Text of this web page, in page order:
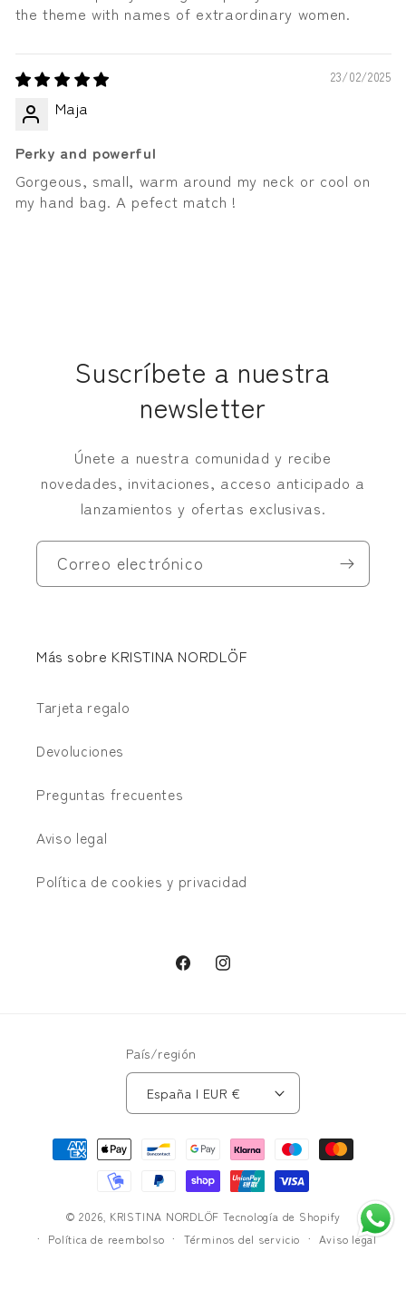
the theme with names of extraordinary women.
23/02/2025
Maja
Perky and powerful
Gorgeous, small, warm around my neck or cool on
my hand bag. A pefect match !
Suscríbete a nuestra
newsletter
Únete a nuestra comunidad y recibe
novedades, invitaciones, acceso anticipado a
lanzamientos y ofertas exclusivas.
Correo electrónico
Más sobre KRISTINA NORDLÖF
Tarjeta regalo
Devoluciones
Preguntas frecuentes
Aviso legal
Política de cookies y privacidad
FacebookInstagram
País/región
España | EUR €
Formas
© 2026, KRISTINA NORDLÖF Tecnología de Shopify
Política de reembolso
Términos del servicio
Aviso legal